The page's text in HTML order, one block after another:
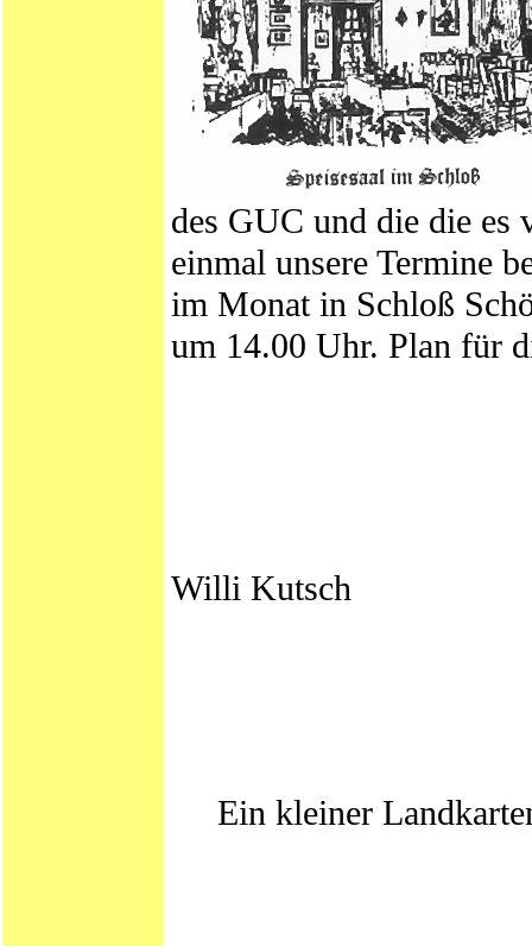
des GUC und die die
einmal unsere Termine
im Monat in Schloß
um 14.00 Uhr. Plan für
Willi Kutsch
Ein kleiner